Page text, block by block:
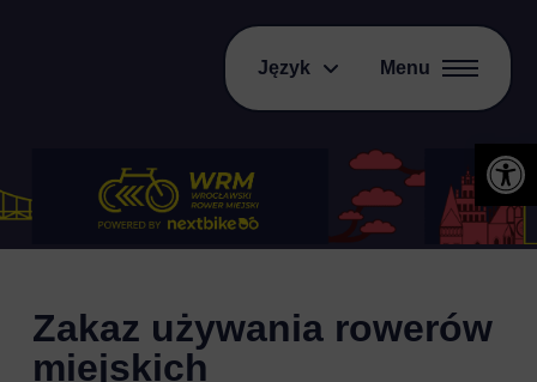
Język Menu
Zakaz używania rowerów
miejskich